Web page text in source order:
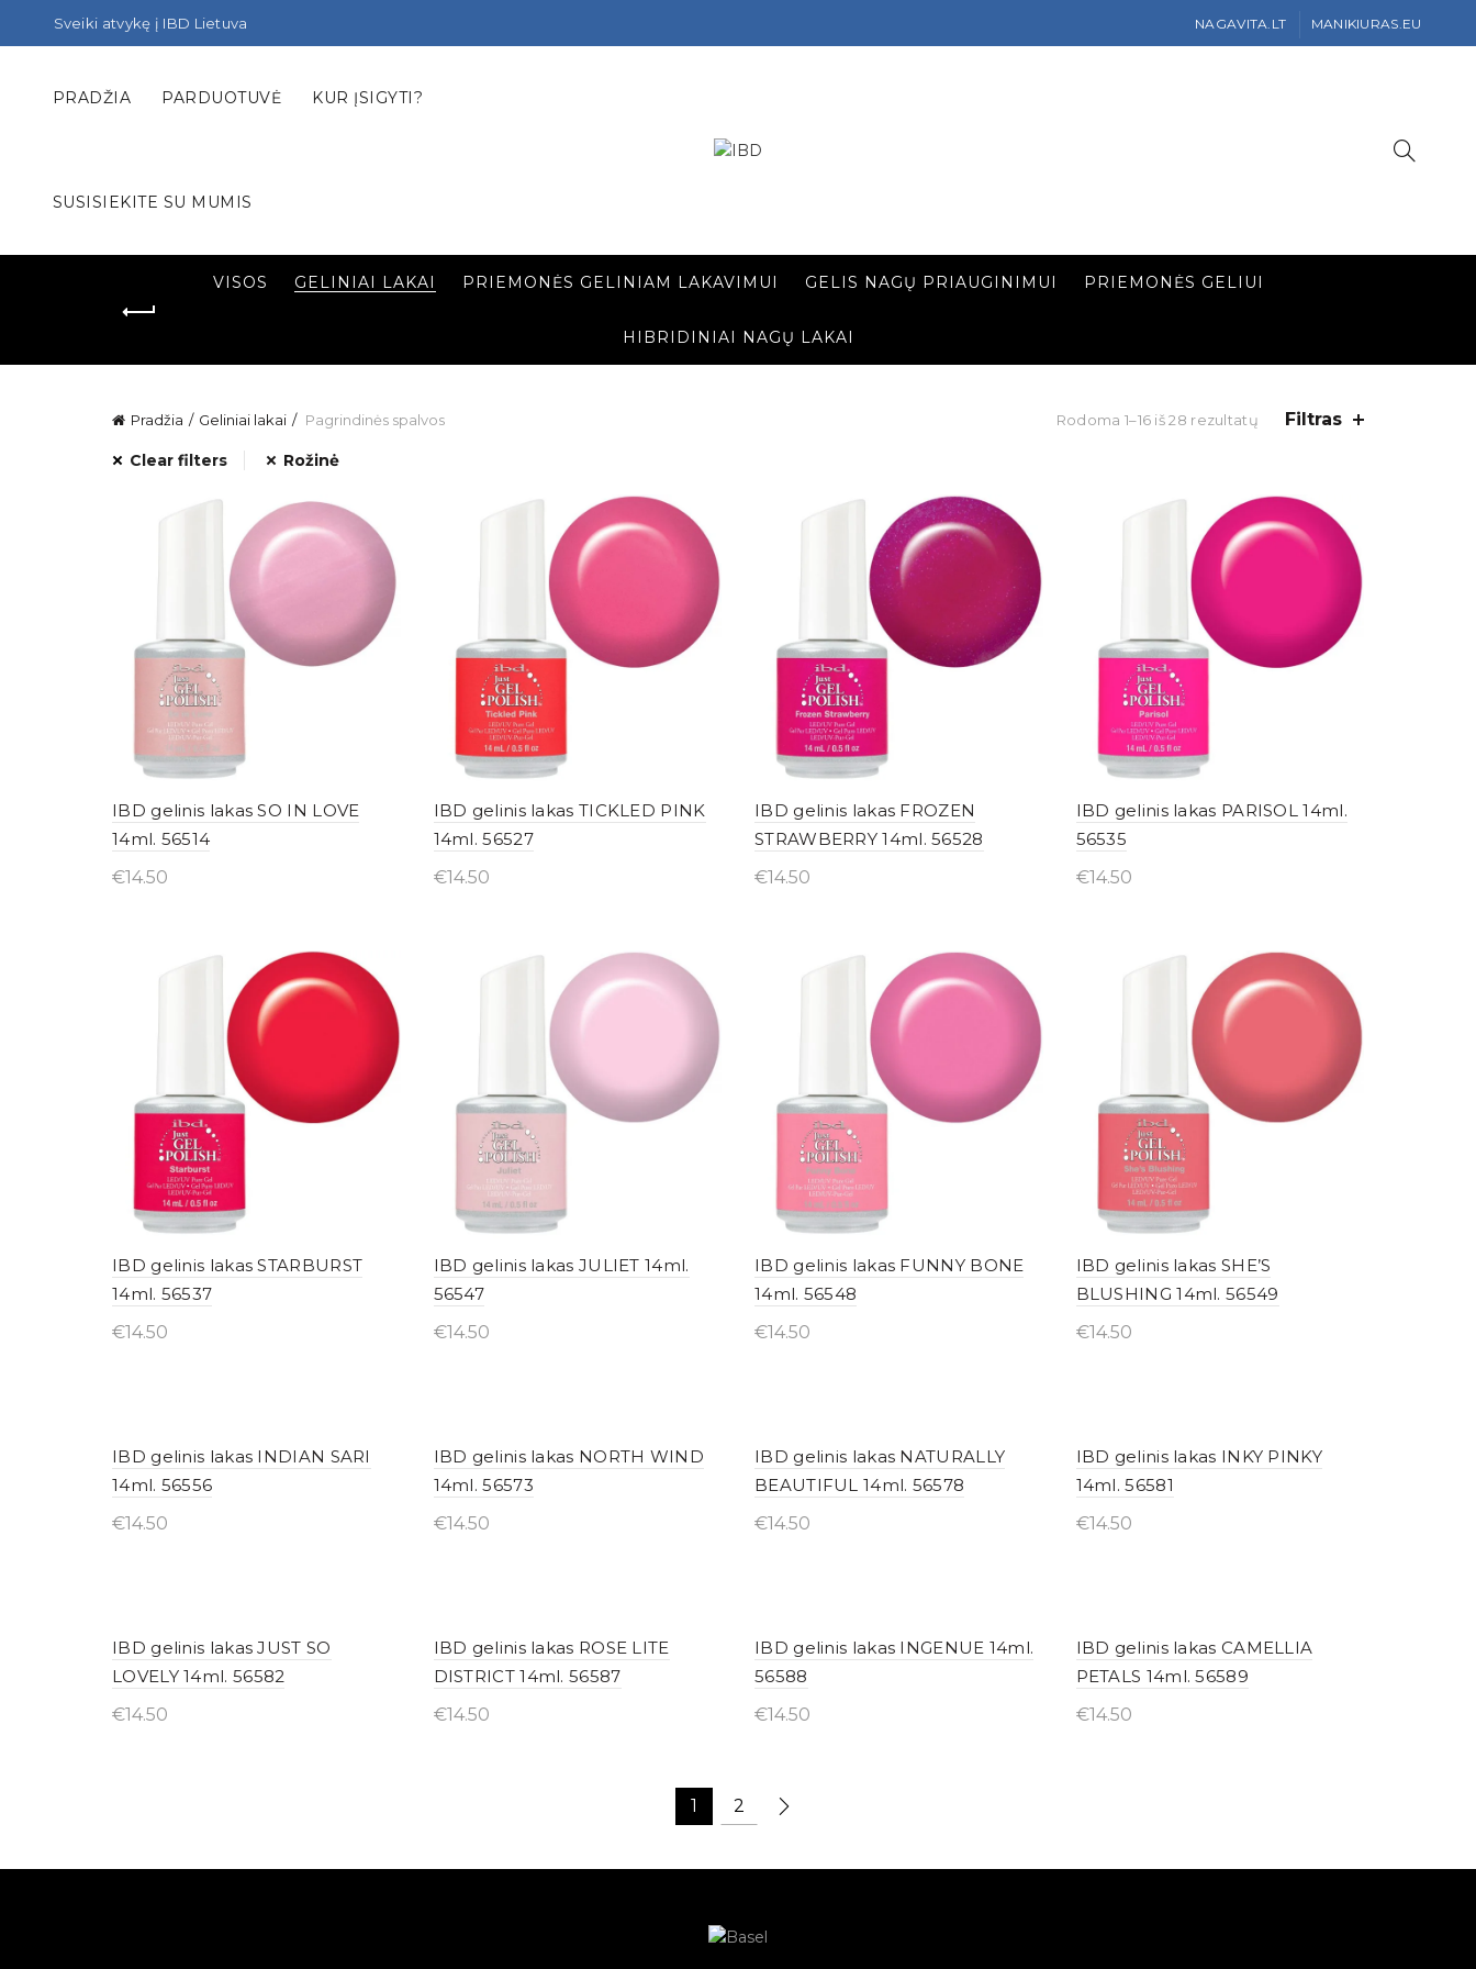
Sveiki atvykę į IBD Lietuva NAGAVITA.LT MANIKIURAS.EU
PRADŽIA PARDUOTUVĖ KUR ĮSIGYTI?
SUSISIEKITE SU MUMIS
VISOS GELINIAI LAKAI PRIEMONĖS GELINIAM LAKAVIMUI GELIS NAGŲ PRIAUGINIMUI PRIEMONĖS GELIUI
HIBRIDINIAI NAGŲ LAKAI
Pradžia Geliniai lakai Pagrindinės spalvos Rodoma 1–16 iš 28 rezultatų Filtras
Clear filters Rožinė
IBD gelinis lakas SO IN LOVE
14ml. 56514
€14.50
IBD gelinis lakas TICKLED PINK
14ml. 56527
€14.50
IBD gelinis lakas FROZEN
STRAWBERRY 14ml. 56528
€14.50
IBD gelinis lakas PARISOL 14ml.
56535
€14.50
IBD gelinis lakas STARBURST
14ml. 56537
€14.50
IBD gelinis lakas JULIET 14ml.
56547
€14.50
IBD gelinis lakas FUNNY BONE
14ml. 56548
€14.50
IBD gelinis lakas SHE’S
BLUSHING 14ml. 56549
€14.50
IBD gelinis lakas INDIAN SARI
14ml. 56556
€14.50
IBD gelinis lakas NORTH WIND
14ml. 56573
€14.50
IBD gelinis lakas NATURALLY
BEAUTIFUL 14ml. 56578
€14.50
IBD gelinis lakas INKY PINKY
14ml. 56581
€14.50
IBD gelinis lakas JUST SO
LOVELY 14ml. 56582
€14.50
IBD gelinis lakas ROSE LITE
DISTRICT 14ml. 56587
€14.50
IBD gelinis lakas INGENUE 14ml.
56588
€14.50
IBD gelinis lakas CAMELLIA
PETALS 14ml. 56589
€14.50
1 2